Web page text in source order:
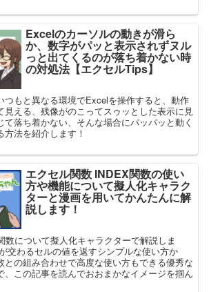
Excelのカーソルの動きが滑ら
か、数字がパッと表示されずヌル
っと出てくるのが落ち着かない時
の対処法【エクセルTips】
つもと異なる環境でExcelを操作すると、動作
見える、残像がのこってスゥッとした表示に見
て落ち着かない、そんな場合にパッパッと動く
法を紹介します！
エクセル関数 INDEX関数の使い
方や機能について擬人化キャラク
ターと漫画を用いてかんたんに解
説します！
数について擬人化キャラクターで解説しま
わるセルの値を返すシンプルな使い方か
との組み合わせで高度な使い方もできる優秀な
、この記事を読んでおおまかなイメージを掴ん